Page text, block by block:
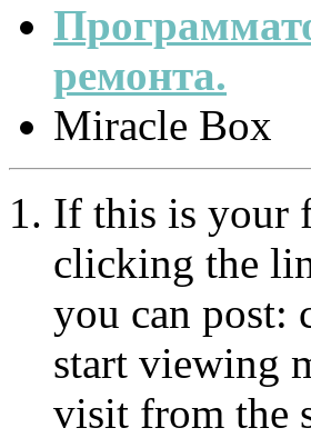
ремонта.
Miracle Box
If this is your
clicking the
you can post:
start viewing
visit from the